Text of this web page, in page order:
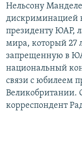
ПОДПИШИТЕСЬ
СОЦИАЛЬНЫЕ СЕТИ
Все сайты РСЕ/
Нельсону
дискриминацией
президенту ЮАР,
мира, который 27
запрещенную в
национальный
связи с юбилеем
Великобритании.
корреспондент